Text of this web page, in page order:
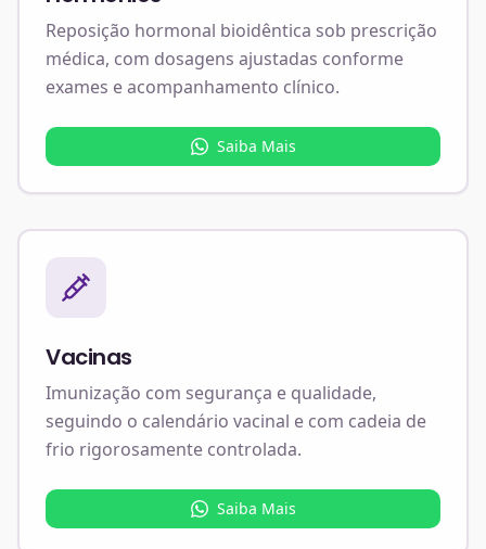
Reposição hormonal bioidêntica sob prescrição
médica, com dosagens ajustadas conforme
exames e acompanhamento clínico.
Saiba Mais
Vacinas
Imunização com segurança e qualidade,
seguindo o calendário vacinal e com cadeia de
frio rigorosamente controlada.
Saiba Mais